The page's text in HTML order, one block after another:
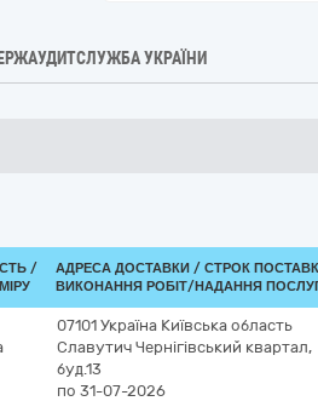
УКРАЇНИ
/
АДРЕСА ДОСТАВКИ / СТРОК
ВИКОНАННЯ РОБІТ/НАДАННЯ
07101 Україна Київська область
Славутич Чернігівський квартал,
буд.13
по 31-07-2026